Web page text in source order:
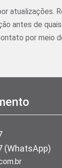
atualizações.
antes de
por meio
(WhatsApp)